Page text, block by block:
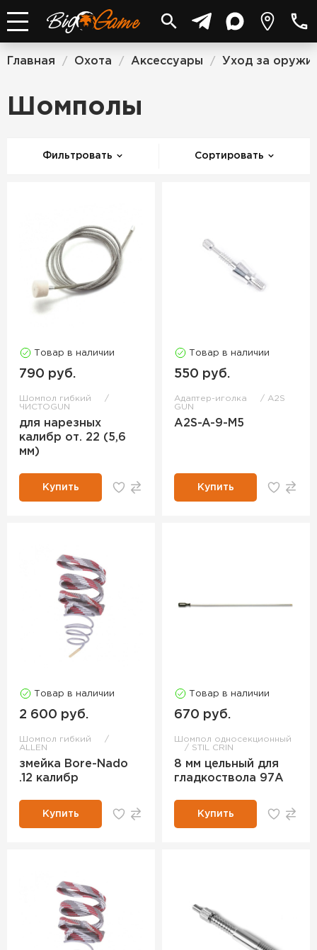
Главная / Охота / Аксессуары / Уход за
Шомполы
Фильтровать Сортировать
Товар в наличии
790 руб.
Шомпол гибкий
ЧИСТОGUN
для нарезных
калибр от. 22 (5,6
мм)
Купить
Товар в наличии
550 руб.
Адаптер-иголка
A2S
GUN
A2S-A-9-M5
Купить
Товар в наличии
2 600 руб.
Шомпол гибкий
ALLEN
змейка Bore-Nado
.12 калибр
Купить
Товар в наличии
670 руб.
Шомпол односекционный
STIL CRIN
8 мм цельный для
гладкоствола 97A
Купить